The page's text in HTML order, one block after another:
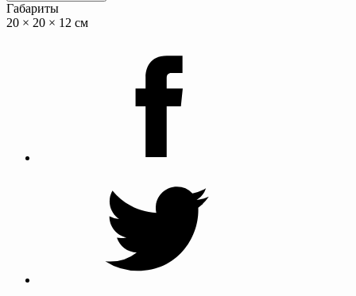
Габариты
20 × 20 × 12 см